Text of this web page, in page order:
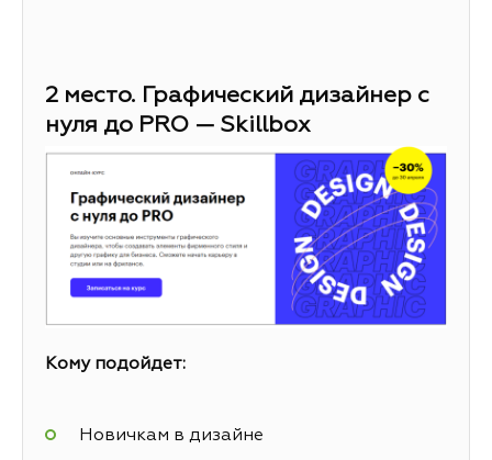
2 место. Графический дизайнер с
нуля до PRO — Skillbox
Кому подойдет:
Новичкам в дизайне